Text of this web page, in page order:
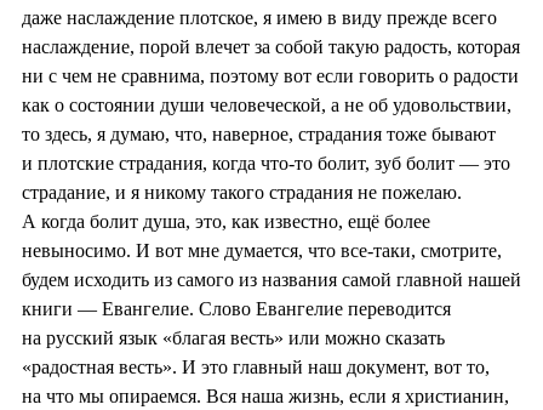
даже наслаждение плотское, я имею в виду прежде всего
наслаждение, порой влечет за собой такую радость, которая
ни с чем не сравнима, поэтому вот если говорить о радости
как о состоянии души человеческой, а не об удовольствии,
то здесь, я думаю, что, наверное, страдания тоже бывают
и плотские страдания, когда что-то болит, зуб болит — это
страдание, и я никому такого страдания не пожелаю.
А когда болит душа, это, как известно, ещё более
невыносимо. И вот мне думается, что все-таки, смотрите,
будем исходить из самого из названия самой главной нашей
книги — Евангелие. Слово Евангелие переводится
на русский язык «благая весть» или можно сказать
«радостная весть». И это главный наш документ, вот то,
на что мы опираемся. Вся наша жизнь, если я христианин,